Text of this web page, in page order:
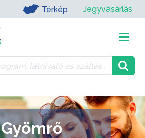
Térkép Jegyvásárlás
Gyömrő